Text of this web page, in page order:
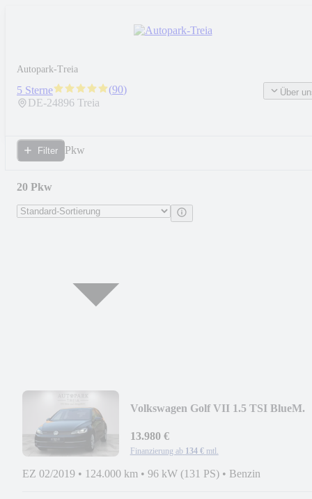
Autopark-Treia
5 Sterne (90)
DE-24896 Treia
Über
Filter Pkw
20 Pkw
Volkswagen Golf VII 1.5 TSI BlueM.
13.980 €
Finanzierung ab 134 € mtl.
EZ 02/2019 • 124.000 km • 96 kW (131 PS) • Benzin